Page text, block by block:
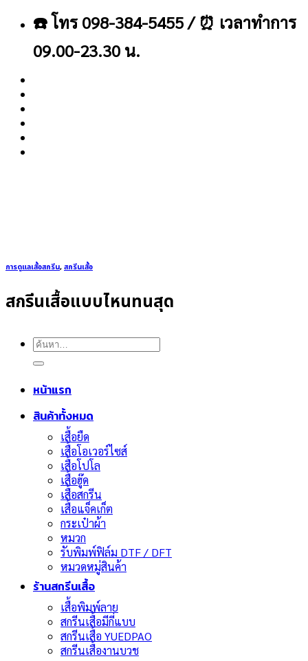
เนื้อหา
☎️ โทร 098-384-5455 / ⏰ เวลาทำการ
09.00-23.30 น.
ค้นหา:
หน้าแรก
สินค้าทั้งหมด
เสื้อยืด
เสื้อโอเวอร์ไซส์
เสื้อโปโล
เสื้อฮู๊ด
เสื้อสกรีน
เสื้อแจ็คเก็ต
กระเป๋าผ้า
หมวก
รับพิมพ์ฟิล์ม DTF / DFT
หมวดหมู่สินค้า
ร้านสกรีนเสื้อ
เสื้อพิมพ์ลาย
สกรีนเสื้อมีกี่แบบ
สกรีนเสื้อ YUEDPAO
สกรีนเสื้องานบวช
การดูแลเสื้อสกรีน,สกรีนเสื้อ
สกรีนเสื้อแบบไหนทนสุด